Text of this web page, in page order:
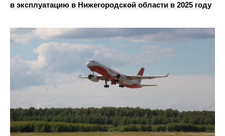
в эксплуатацию в Нижегородской области в 2025 году